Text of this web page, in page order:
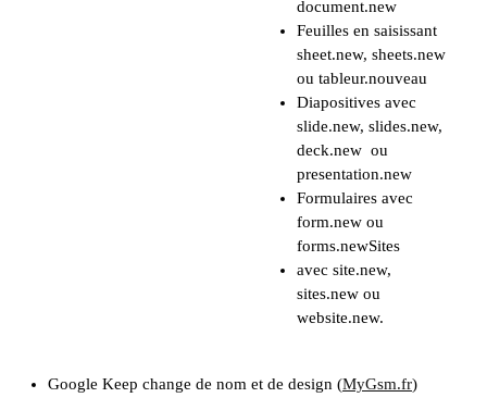
document.new
Feuilles en saisissant
sheet.new, sheets.new
ou tableur.nouveau
Diapositives avec
slide.new, slides.new,
deck.new ou
presentation.new
Formulaires avec
form.new ou
forms.newSites
avec site.new,
sites.new ou
website.new.
Google Keep change de nom et de design (MyGsm.fr)